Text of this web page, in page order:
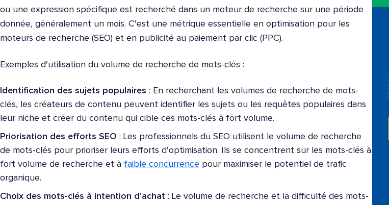
ou une expression spécifique est recherché dans un moteur de recherche sur une période
donnée, généralement un mois. C'est une métrique essentielle en optimisation pour les
moteurs de recherche (SEO) et en publicité au paiement par clic (PPC).
Exemples d'utilisation du volume de recherche de mots-clés :
Identification des sujets populaires : En recherchant les volumes de recherche de mots-
clés, les créateurs de contenu peuvent identifier les sujets ou les requêtes populaires dans
leur niche et créer du contenu qui cible ces mots-clés à fort volume.
Priorisation des efforts SEO : Les professionnels du SEO utilisent le volume de recherche
de mots-clés pour prioriser leurs efforts d'optimisation. Ils se concentrent sur les mots-clés à
fort volume de recherche et à faible concurrence pour maximiser le potentiel de trafic
organique.
Choix des mots-clés à intention d'achat : Le volume de recherche et la difficulté des mots-